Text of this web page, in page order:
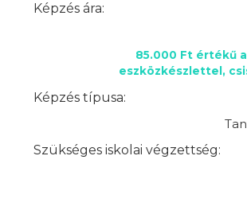
Képzés ára:
85.000 Ft értékű
eszközkészlettel,
Képzés típusa:
Szükséges iskolai végzettség: